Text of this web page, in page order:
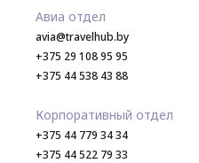
Авиа отдел
avia@travelhub.by
+375 29 108 95 95
+375 44 538 43 88
Корпоративный отдел
+375 44 779 34 34
+375 44 522 79 33